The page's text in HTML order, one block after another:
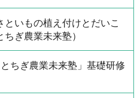
いもの植え付けとだいこ
ぎ農業未来塾）
ちぎ農業未来塾」基礎研修